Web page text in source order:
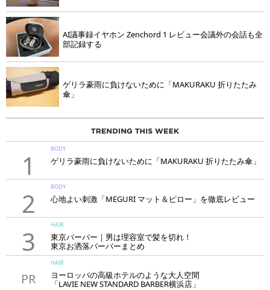
AI議事録イヤホン Zenchord 1 レビュー会議外の会話も全
部記録する
ゲリラ豪雨に負けないために「MAKURAKU 折りたたみ
傘」
1
BODY
ゲリラ豪雨に負けないために「MAKURAKU 折りたたみ傘」
2
BODY
心地よい刺激「MEGURI マット＆ピロー」を徹底レビュー
3
HAIR
東京バーバー｜男は理容室で髪を切れ！
東京お洒落バーバーまとめ
PR
HAIR
ヨーロッパの高級ホテルのような大人空間
「LAVIE NEW STANDARD BARBER横浜店」